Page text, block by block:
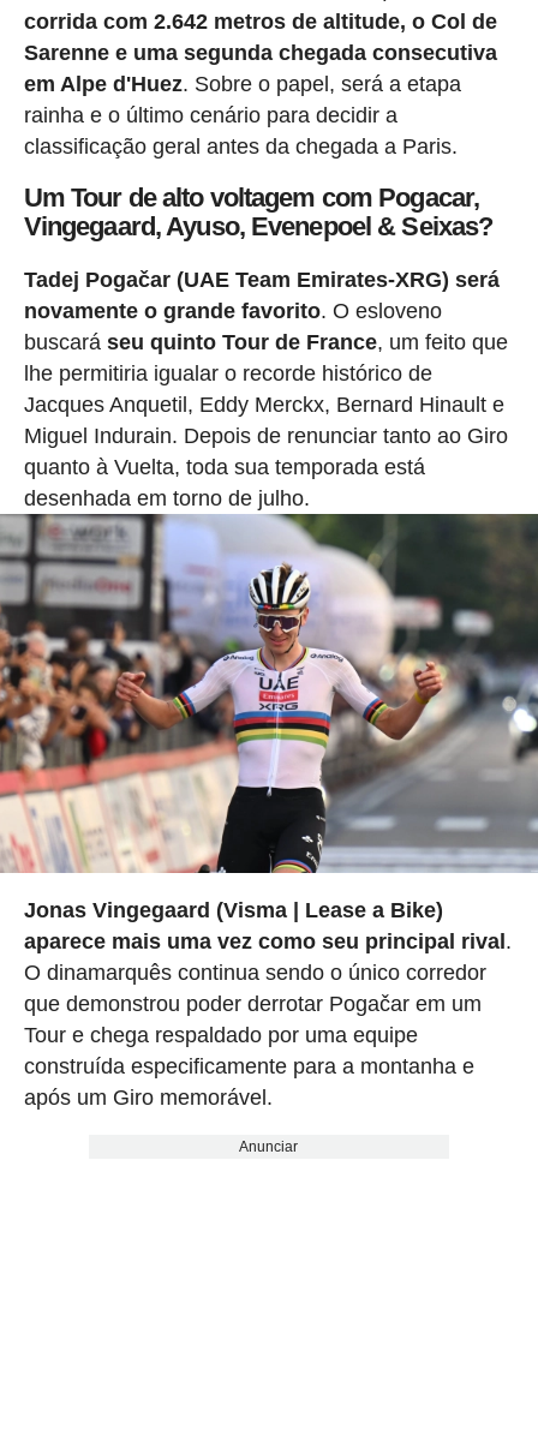
corrida com 2.642 metros de altitude, o Col de
Sarenne e uma segunda chegada consecutiva
em Alpe d'Huez. Sobre o papel, será a etapa
rainha e o último cenário para decidir a
classificação geral antes da chegada a Paris.
Um Tour de alto voltagem com Pogacar,
Vingegaard, Ayuso, Evenepoel & Seixas?
Tadej Pogačar (UAE Team Emirates-XRG) será
novamente o grande favorito. O esloveno
buscará seu quinto Tour de France, um feito que
lhe permitiria igualar o recorde histórico de
Jacques Anquetil, Eddy Merckx, Bernard Hinault e
Miguel Indurain. Depois de renunciar tanto ao Giro
quanto à Vuelta, toda sua temporada está
desenhada em torno de julho.
Jonas Vingegaard (Visma | Lease a Bike)
aparece mais uma vez como seu principal rival .
O dinamarquês continua sendo o único corredor
que demonstrou poder derrotar Pogačar em um
Tour e chega respaldado por uma equipe
construída especificamente para a montanha e
após um Giro memorável.
Anunciar